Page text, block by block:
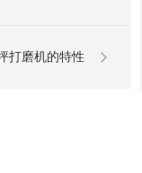
打磨机的特性